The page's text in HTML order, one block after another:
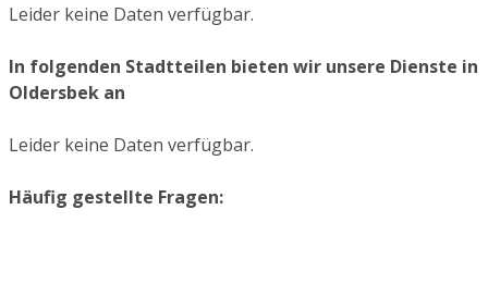
Leider keine Daten verfügbar.
In folgenden Stadtteilen bieten wir unsere Dienste in
Oldersbek an
Leider keine Daten verfügbar.
Häufig gestellte Fragen: